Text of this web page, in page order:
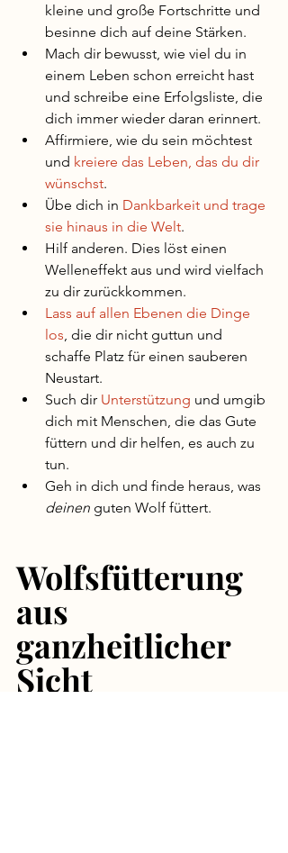
kleine und große Fortschritte und
besinne dich auf deine Stärken.
Mach dir bewusst, wie viel du in
einem Leben schon erreicht hast
und schreibe eine Erfolgsliste, die
dich immer wieder daran erinnert.
Affirmiere, wie du sein möchtest
und kreiere das Leben, das du dir
wünschst.
Übe dich in Dankbarkeit und trage
sie hinaus in die Welt.
Hilf anderen. Dies löst einen
Welleneffekt aus und wird vielfach
zu dir zurückkommen.
Lass auf allen Ebenen die Dinge
los, die dir nicht guttun und
schaffe Platz für einen sauberen
Neustart.
Such dir Unterstützung und umgib
dich mit Menschen, die das Gute
füttern und dir helfen, es auch zu
tun.
Geh in dich und finde heraus, was
deinen guten Wolf füttert.
Wolfsfütterung
aus
ganzheitlicher
Sicht